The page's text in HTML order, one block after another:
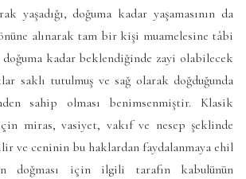
yaşadığı, doğuma kadar yaşamasının da
alınarak tam bir kişi muamelesine tâbi
doğuma kadar beklendiğinde zayi olabilecek
saklı tutulmuş ve sağ olarak doğduğunda
sahip olması benimsenmiştir. Klasik
miras, vasiyet, vakıf ve nesep şeklinde
ve ceninin bu haklardan faydalanmaya ehil
doğması için ilgili tarafın kabulünün